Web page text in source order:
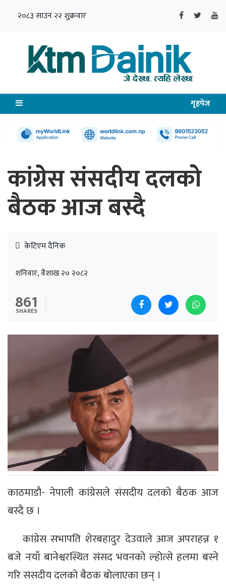
२०८३ साउन २२ शुक्रवार
गृहपेज
कांग्रेस संसदीय दलको
बैठक आज बस्दै
केटिएम दैनिक
शनिवार, वैशाख २० २०८२
861
SHARES
काठमाडौ- नेपाली कांग्रेसले संसदीय दलको बैठक आज
बस्दै छ ।
कांग्रेस सभापति शेरबहादुर देउवाले आज अपराहन्न १
बजे नयाँ बानेश्वरस्थित संसद भवनको ल्होत्से हलमा बस्ने
गरि संसदीय दलको बैठक बोलाएका छन् ।